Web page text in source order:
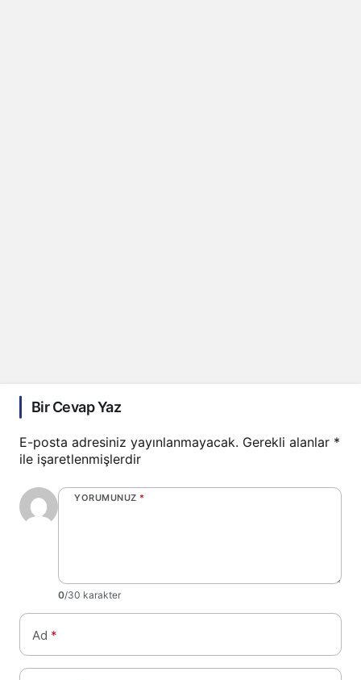
Bir Cevap Yaz
E-posta adresiniz yayınlanmayacak. Gerekli alanlar *
ile işaretlenmişlerdir
YORUMUNUZ *
0/30 karakter
Ad *